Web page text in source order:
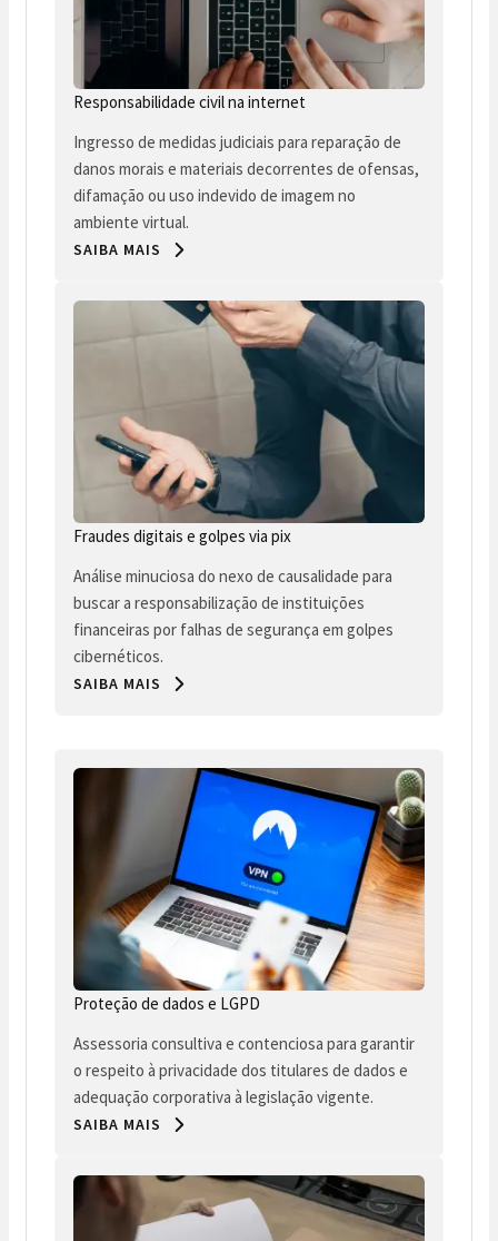
Responsabilidade civil na internet
Ingresso de medidas judiciais para reparação de
danos morais e materiais decorrentes de ofensas,
difamação ou uso indevido de imagem no
ambiente virtual.
SAIBA MAIS
Fraudes digitais e golpes via pix
Análise minuciosa do nexo de causalidade para
buscar a responsabilização de instituições
financeiras por falhas de segurança em golpes
cibernéticos.
SAIBA MAIS
Proteção de dados e LGPD
Assessoria consultiva e contenciosa para garantir
o respeito à privacidade dos titulares de dados e
adequação corporativa à legislação vigente.
SAIBA MAIS